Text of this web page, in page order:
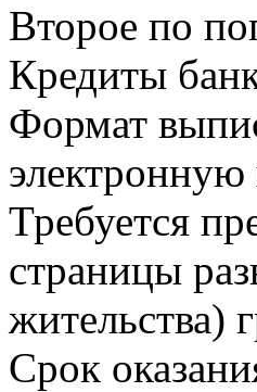
Второе по
Кредиты
Формат
электронную
Требуется
страницы
жительства)
Срок